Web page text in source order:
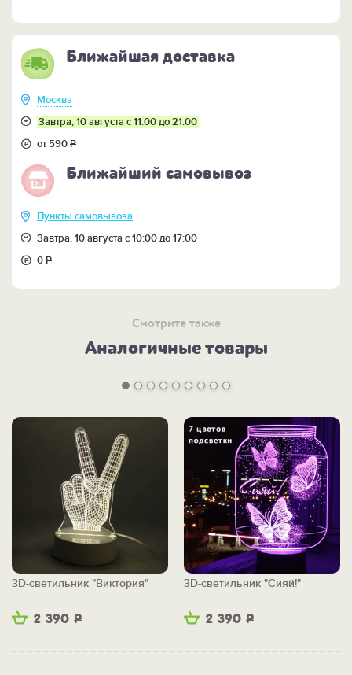
Ближайшая доставка
Москва
Завтра, 10 августа с 11:00 до 21:00
от 590Р
Ближайший самовывоз
Пункты самовывоза
Завтра, 10 августа с 10:00 до 17:00
0Р
Смотрите также
Аналогичные товары
2 390 Р
3D-светильник "Виктория"
2 390 Р
3D-светильник "Сияй!"